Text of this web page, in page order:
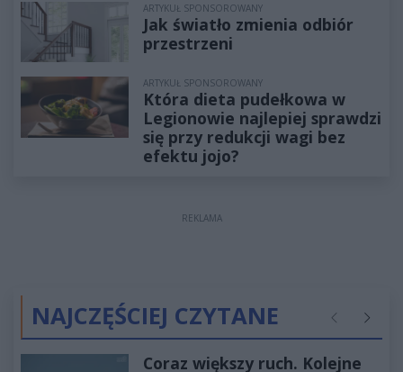
ARTYKUŁ SPONSOROWANY
Jak światło zmienia odbiór
przestrzeni
ARTYKUŁ SPONSOROWANY
Która dieta pudełkowa w
Legionowie najlepiej sprawdzi
się przy redukcji wagi bez
efektu jojo?
REKLAMA
NAJCZĘŚCIEJ CZYTANE Poprzednie
Coraz większy ruch. Kolejne